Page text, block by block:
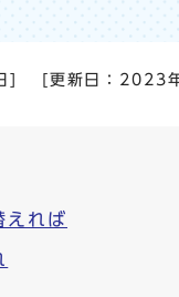
[更新日： 2023
えれば